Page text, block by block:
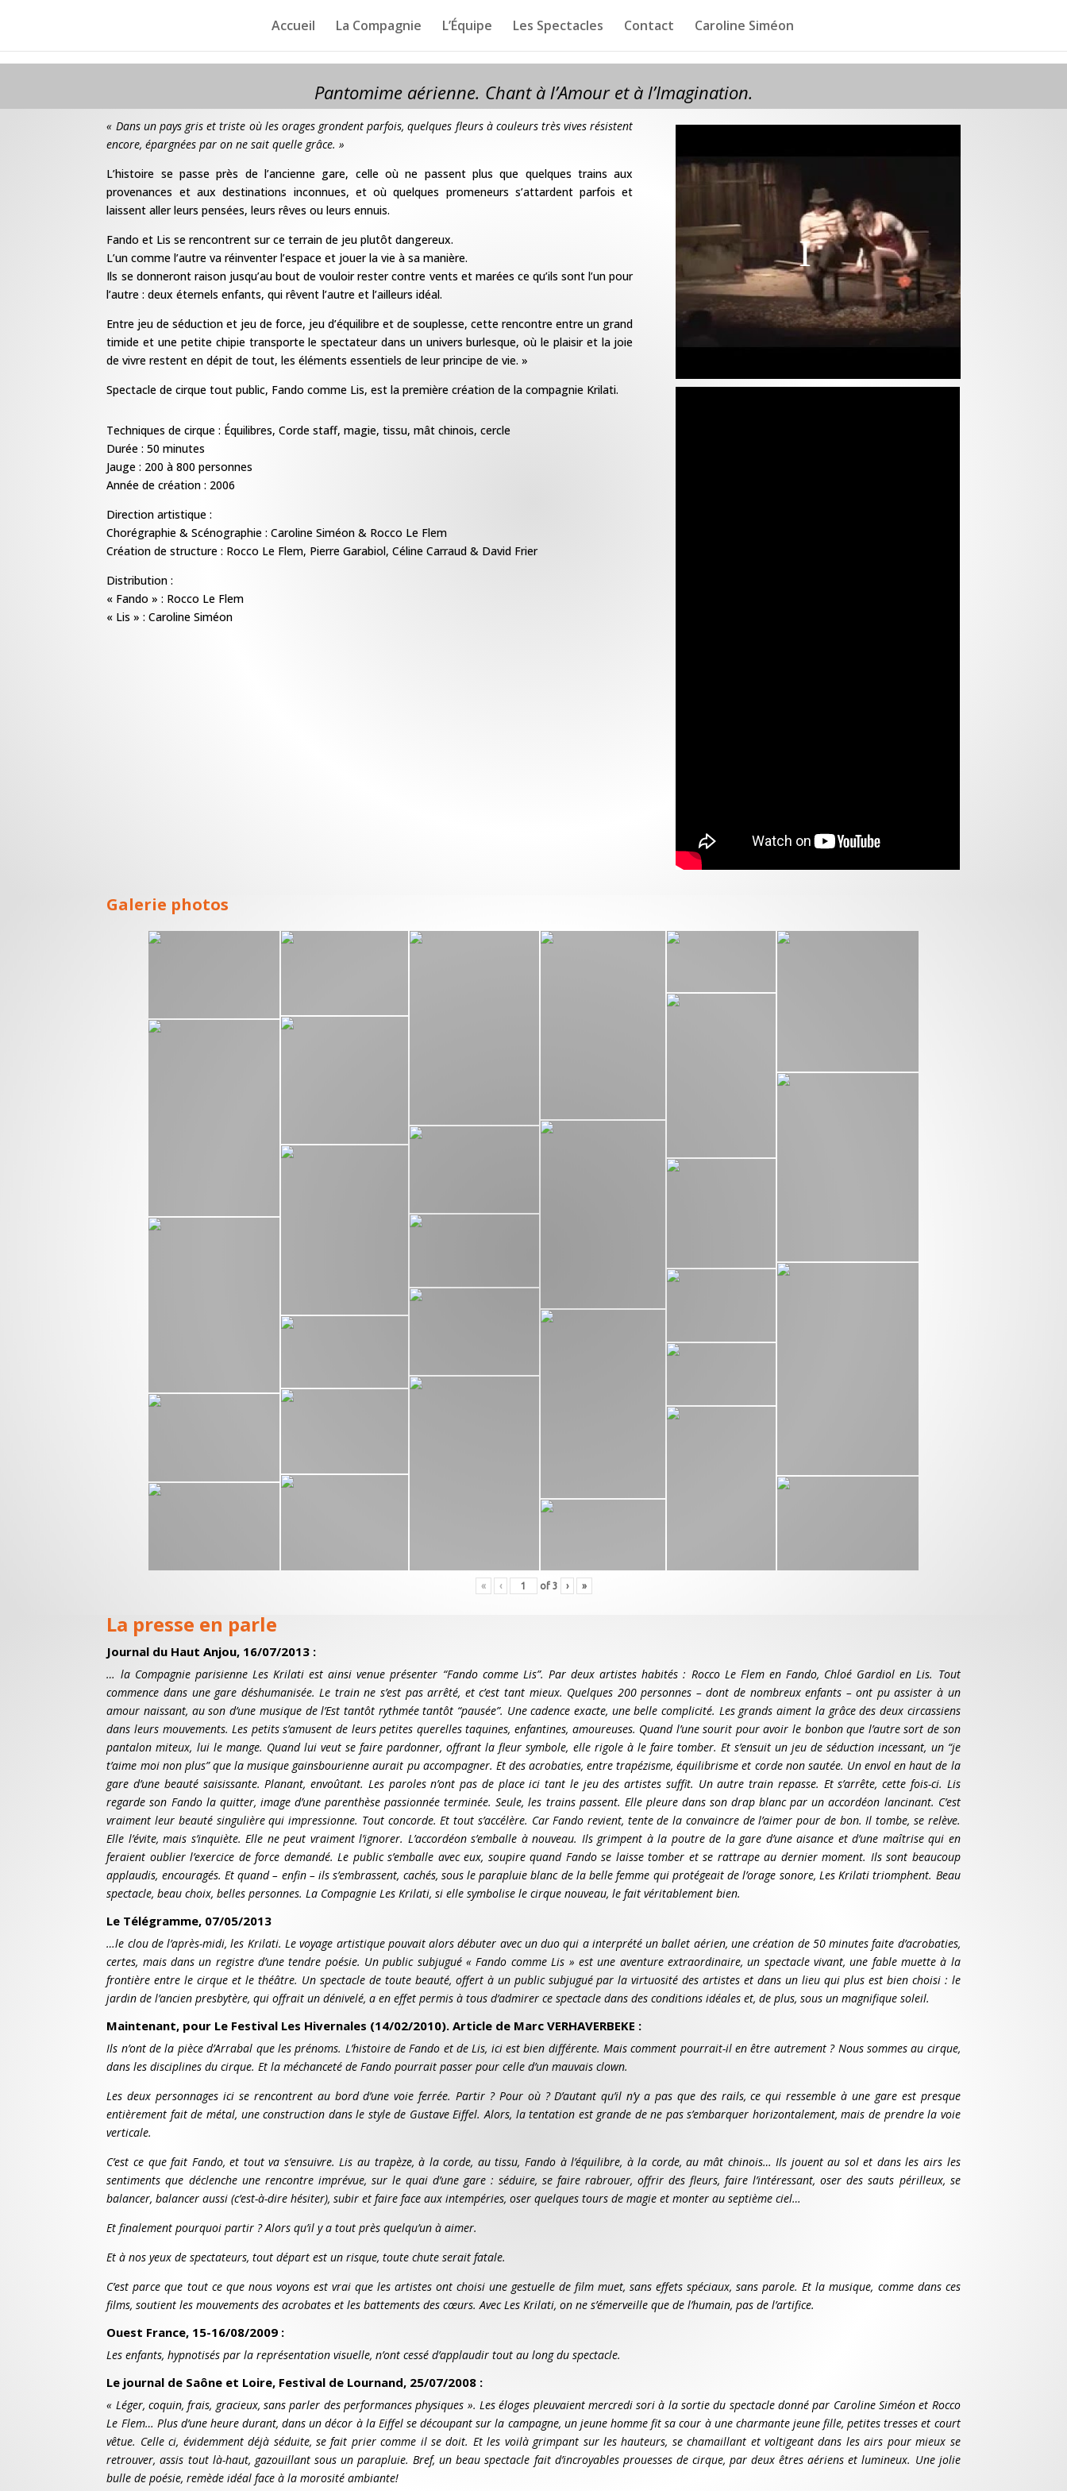
Accueil La Compagnie L’Équipe Les Spectacles Contact Caroline Siméon
Pantomime aérienne. Chant à l’Amour et à l’Imagination.
« Dans un pays gris et triste où les orages grondent parfois, quelques fleurs à couleurs très vives résistent
encore, épargnées par on ne sait quelle grâce. »
L’histoire se passe près de l’ancienne gare, celle où ne passent plus que quelques trainsaux
provenances et aux destinations inconnues, et où quelques promeneurs s’attardent parfois et
laissent aller leurs pensées, leurs rêves ou leurs ennuis.
Fando et Lis se rencontrent sur ce terrain de jeu plutôt dangereux.
L’un comme l’autre va réinventer l’espace et jouer la vie à sa manière.
Ils se donneront raison jusqu’au bout de vouloir restercontre vents et marées ce qu’ils sont l’un pour
l’autre : deux éternels enfants,qui rêvent l’autre et l’ailleurs idéal.
Entre jeu de séduction et jeu de force, jeu d’équilibre et de souplesse,cette rencontre entre un grand
timide et une petite chipie transporte le spectateur dans un univers burlesque,où le plaisir et la joie
de vivre restent en dépit de tout, les éléments essentiels de leur principe de vie. »
Spectacle de cirque tout public, Fando comme Lis, est la première créationde la compagnie Krilati.
Techniques de cirque : Équilibres, Corde staff, magie, tissu, mât chinois, cercle
Durée : 50 minutes
Jauge : 200 à 800 personnes
Année de création : 2006
Direction artistique :
Chorégraphie & Scénographie : Caroline Siméon & Rocco Le Flem
Création de structure : Rocco Le Flem, Pierre Garabiol, Céline Carraud & David Frier
Distribution :
« Fando » : Rocco Le Flem
« Lis » : Caroline Siméon
Galerie photos
« ‹ of 3 › »
La presse en parle
Journal du Haut Anjou, 16/07/2013 :
… la Compagnie parisienne Les Krilati est ainsi venue présenter “Fando comme Lis”. Par deux artistes habités : Rocco Le Flem en Fando, Chloé Gardiol en Lis. Tout
commence dans une gare déshumanisée. Le train ne s’est pas arrêté, et c’est tant mieux. Quelques 200 personnes – dont de nombreux enfants – ont pu assister à un
amour naissant, au son d’une musique de l’Est tantôt rythmée tantôt “pausée”. Une cadence exacte, une belle complicité. Les grands aiment la grâce des deux circassiens
dans leurs mouvements. Les petits s’amusent de leurs petites querelles taquines, enfantines, amoureuses. Quand l’une sourit pour avoir le bonbon que l’autre sort de son
pantalon miteux, lui le mange. Quand lui veut se faire pardonner, offrant la fleur symbole, elle rigole à le faire tomber. Et s’ensuit un jeu de séduction incessant, un “je
t’aime moi non plus” que la musique gainsbourienne aurait pu accompagner. Et des acrobaties, entre trapézisme, équilibrisme et corde non sautée. Un envol en haut de la
gare d’une beauté saisissante. Planant, envoûtant. Les paroles n’ont pas de place ici tant le jeu des artistes suffit. Un autre train repasse. Et s’arrête, cette fois-ci. Lis
regarde son Fando la quitter, image d’une parenthèse passionnée terminée. Seule, les trains passent. Elle pleure dans son drap blanc par un accordéon lancinant. C’est
vraiment leur beauté singulière qui impressionne. Tout concorde. Et tout s’accélère. Car Fando revient, tente de la convaincre de l’aimer pour de bon. Il tombe, se relève.
Elle l’évite, mais s’inquiète. Elle ne peut vraiment l’ignorer. L’accordéon s’emballe à nouveau. Ils grimpent à la poutre de la gare d’une aisance et d’une maîtrise qui en
feraient oublier l’exercice de force demandé. Le public s’emballe avec eux, soupire quand Fando se laisse tomber et se rattrape au dernier moment. Ils sont beaucoup
applaudis, encouragés. Et quand – enfin – ils s’embrassent, cachés, sous le parapluie blanc de la belle femme qui protégeait de l’orage sonore, Les Krilati triomphent. Beau
spectacle, beau choix, belles personnes. La Compagnie Les Krilati, si elle symbolise le cirque nouveau, le fait véritablement bien.
Le Télégramme, 07/05/2013
…le clou de l’après-midi, les Krilati. Le voyage artistique pouvait alors débuter avec un duo qui a interprété un ballet aérien, une création de 50 minutes faite d’acrobaties,
certes, mais dans un registre d’une tendre poésie. Un public subjugué « Fando comme Lis » est une aventure extraordinaire, un spectacle vivant, une fable muette à la
frontière entre le cirque et le théâtre. Un spectacle de toute beauté, offert à un public subjugué par la virtuosité des artistes et dans un lieu qui plus est bien choisi : le
jardin de l’ancien presbytère, qui offrait un dénivelé, a en effet permis à tous d’admirer ce spectacle dans des conditions idéales et, de plus, sous un magnifique soleil.
Maintenant, pour Le Festival Les Hivernales (14/02/2010). Article de Marc VERHAVERBEKE :
Ils n’ont de la pièce d’Arrabal que les prénoms. L’histoire de Fando et de Lis, ici est bien différente. Mais comment pourrait-il en être autrement ? Nous sommes au cirque,
dans les disciplines du cirque. Et la méchanceté de Fando pourrait passer pour celle d’un mauvais clown.
Les deux personnages ici se rencontrent au bord d’une voie ferrée. Partir ? Pour où ? D’autant qu’il n’y a pas que des rails, ce qui ressemble à une gare est presque
entièrement fait de métal, une construction dans le style de Gustave Eiffel. Alors, la tentation est grande de ne pas s’embarquer horizontalement, mais de prendre la voie
verticale.
C’est ce que fait Fando, et tout va s’ensuivre. Lis au trapèze, à la corde, au tissu, Fando à l’équilibre, à la corde, au mât chinois… Ils jouent au sol et dans les airs les
sentiments que déclenche une rencontre imprévue, sur le quai d’une gare : séduire, se faire rabrouer, offrir des fleurs, faire l’intéressant, oser des sauts périlleux, se
balancer, balancer aussi (c’est-à-dire hésiter), subir et faire face aux intempéries, oser quelques tours de magie et monter au septième ciel…
Et finalement pourquoi partir ? Alors qu’il y a tout près quelqu’un à aimer.
Et à nos yeux de spectateurs, tout départ est un risque, toute chute serait fatale.
C’est parce que tout ce que nous voyons est vrai que les artistes ont choisi une gestuelle de film muet, sans effets spéciaux, sans parole. Et la musique, comme dans ces
films, soutient les mouvements des acrobates et les battements des cœurs. Avec Les Krilati, on ne s’émerveille que de l’humain, pas de l’artifice.
Ouest France, 15-16/08/2009 :
Les enfants, hypnotisés par la représentation visuelle, n’ont cessé d’applaudir tout au long du spectacle.
Le journal de Saône et Loire, Festival de Lournand, 25/07/2008 :
« Léger, coquin, frais, gracieux, sans parler des performances physiques ». Les éloges pleuvaient mercredi sori à la sortie du spectacle donné par Caroline Siméon et Rocco
Le Flem… Plus d’une heure durant, dans un décor à la Eiffel se découpant sur la campagne, un jeune homme fit sa cour à une charmante jeune fille, petites tresses et court
vêtue. Celle ci, évidemment déjà séduite, se fait prier comme il se doit. Et les voilà grimpant sur les hauteurs, se chamaillant et voltigeant dans les airs pour mieux se
retrouver, assis tout là-haut, gazouillant sous un parapluie. Bref, un beau spectacle fait d’incroyables prouesses de cirque, par deux êtres aériens et lumineux. Une jolie
bulle de poésie, remède idéal face à la morosité ambiante!